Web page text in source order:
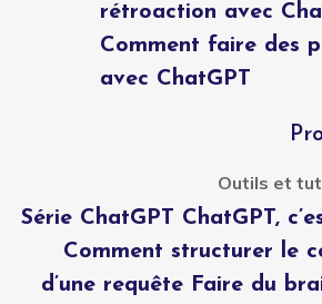
rétroaction avec
Comment faire des
avec ChatGPT
Outils et
Série ChatGPT ChatGPT,
Comment structurer le
d’une requête Faire du